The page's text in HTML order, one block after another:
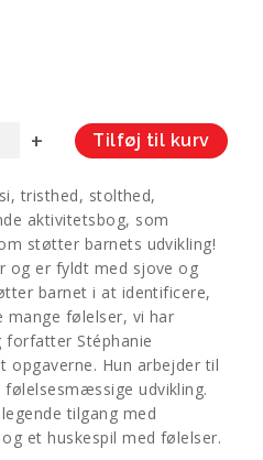
Min
aktivitetsbog
om
følelser
antal
Tilføj til kurv
A
tristhed, stolthed,
aktivitetsbog, som
støtter barnets udvikling!
og er fyldt med sjove og
barnet i at identificere,
følelser, vi har
forfatter Stéphanie
opgaverne. Hun arbejder til
udvikling.
tilgang med
et huskespil med følelser.